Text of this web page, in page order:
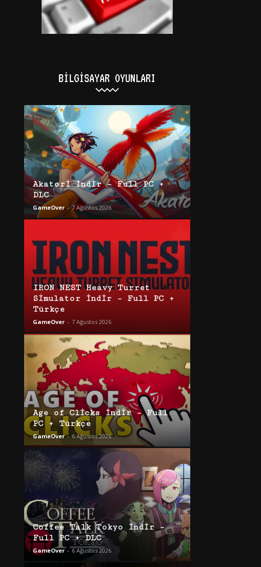
BILGISAYAR OYUNLARI
Akatori İndir – Full PC +
DLC
GameOver - 7 Ağustos 2026
IRON NEST Heavy Turret
Simulator İndir – Full PC +
Türkçe
GameOver - 7 Ağustos 2026
Age of Clicks İndir – Full
PC + Türkçe
GameOver - 6 Ağustos 2026
Coffee Talk Tokyo İndir –
Full PC + DLC
GameOver - 6 Ağustos 2026